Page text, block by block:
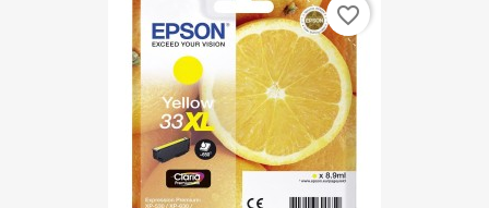
favorite_border